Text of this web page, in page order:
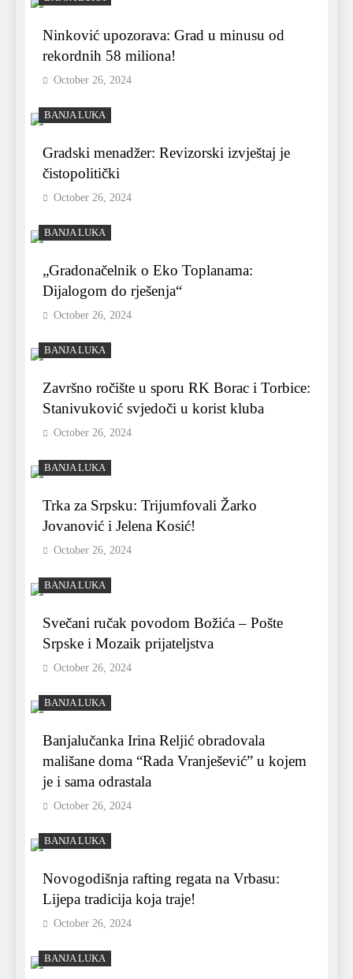
Ninković upozorava: Grad u minusu od
rekordnih 58 miliona!
October 26, 2024
BANJA LUKA
Gradski menadžer: Revizorski izvještaj je
čistopolitički
October 26, 2024
BANJA LUKA
„Gradonačelnik o Eko Toplanama:
Dijalogom do rješenja“
October 26, 2024
BANJA LUKA
Završno ročište u sporu RK Borac i Torbice:
Stanivuković svjedoči u korist kluba
October 26, 2024
BANJA LUKA
Trka za Srpsku: Trijumfovali Žarko
Jovanović i Jelena Kosić!
October 26, 2024
BANJA LUKA
Svečani ručak povodom Božića – Pošte
Srpske i Mozaik prijateljstva
October 26, 2024
BANJA LUKA
Banjalučanka Irina Reljić obradovala
mališane doma “Rada Vranješević” u kojem
je i sama odrastala
October 26, 2024
BANJA LUKA
Novogodišnja rafting regata na Vrbasu:
Lijepa tradicija koja traje!
October 26, 2024
BANJA LUKA